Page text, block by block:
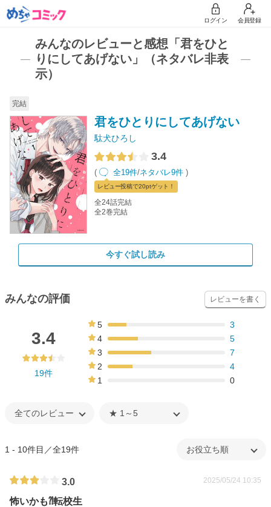
ログイン 会員登録
みんなのレビューと感想「君をひと
りにしてあげない」（ネタバレ非表
示）
完結
君をひとりにしてあげない
駄犬ひろし
3.4
( 全19件/ネタバレ9件 )
レビュー投稿で20ptゲット！
全24話完結
全2巻完結
今すぐ試し読み
みんなの評価 レビューを書く
3.4
19件
5
3
4
5
3
7
2
4
1
0
1 - 10件目／全19件
3.0 2025/05/24 10:35
怖いかも⁈転校生